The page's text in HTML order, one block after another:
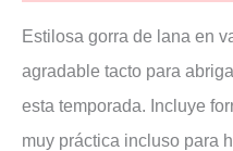
Estilosa gorra de lana en
agradable tacto para
esta temporada. Incluye
muy práctica incluso para